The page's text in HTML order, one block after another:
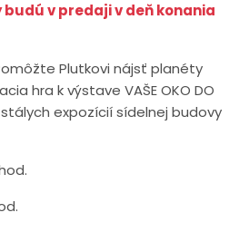
v predaji v deň konania
Plutkovi nájsť planéty
hra k výstave VAŠE OKO DO
stálych expozícií sídelnej budovy